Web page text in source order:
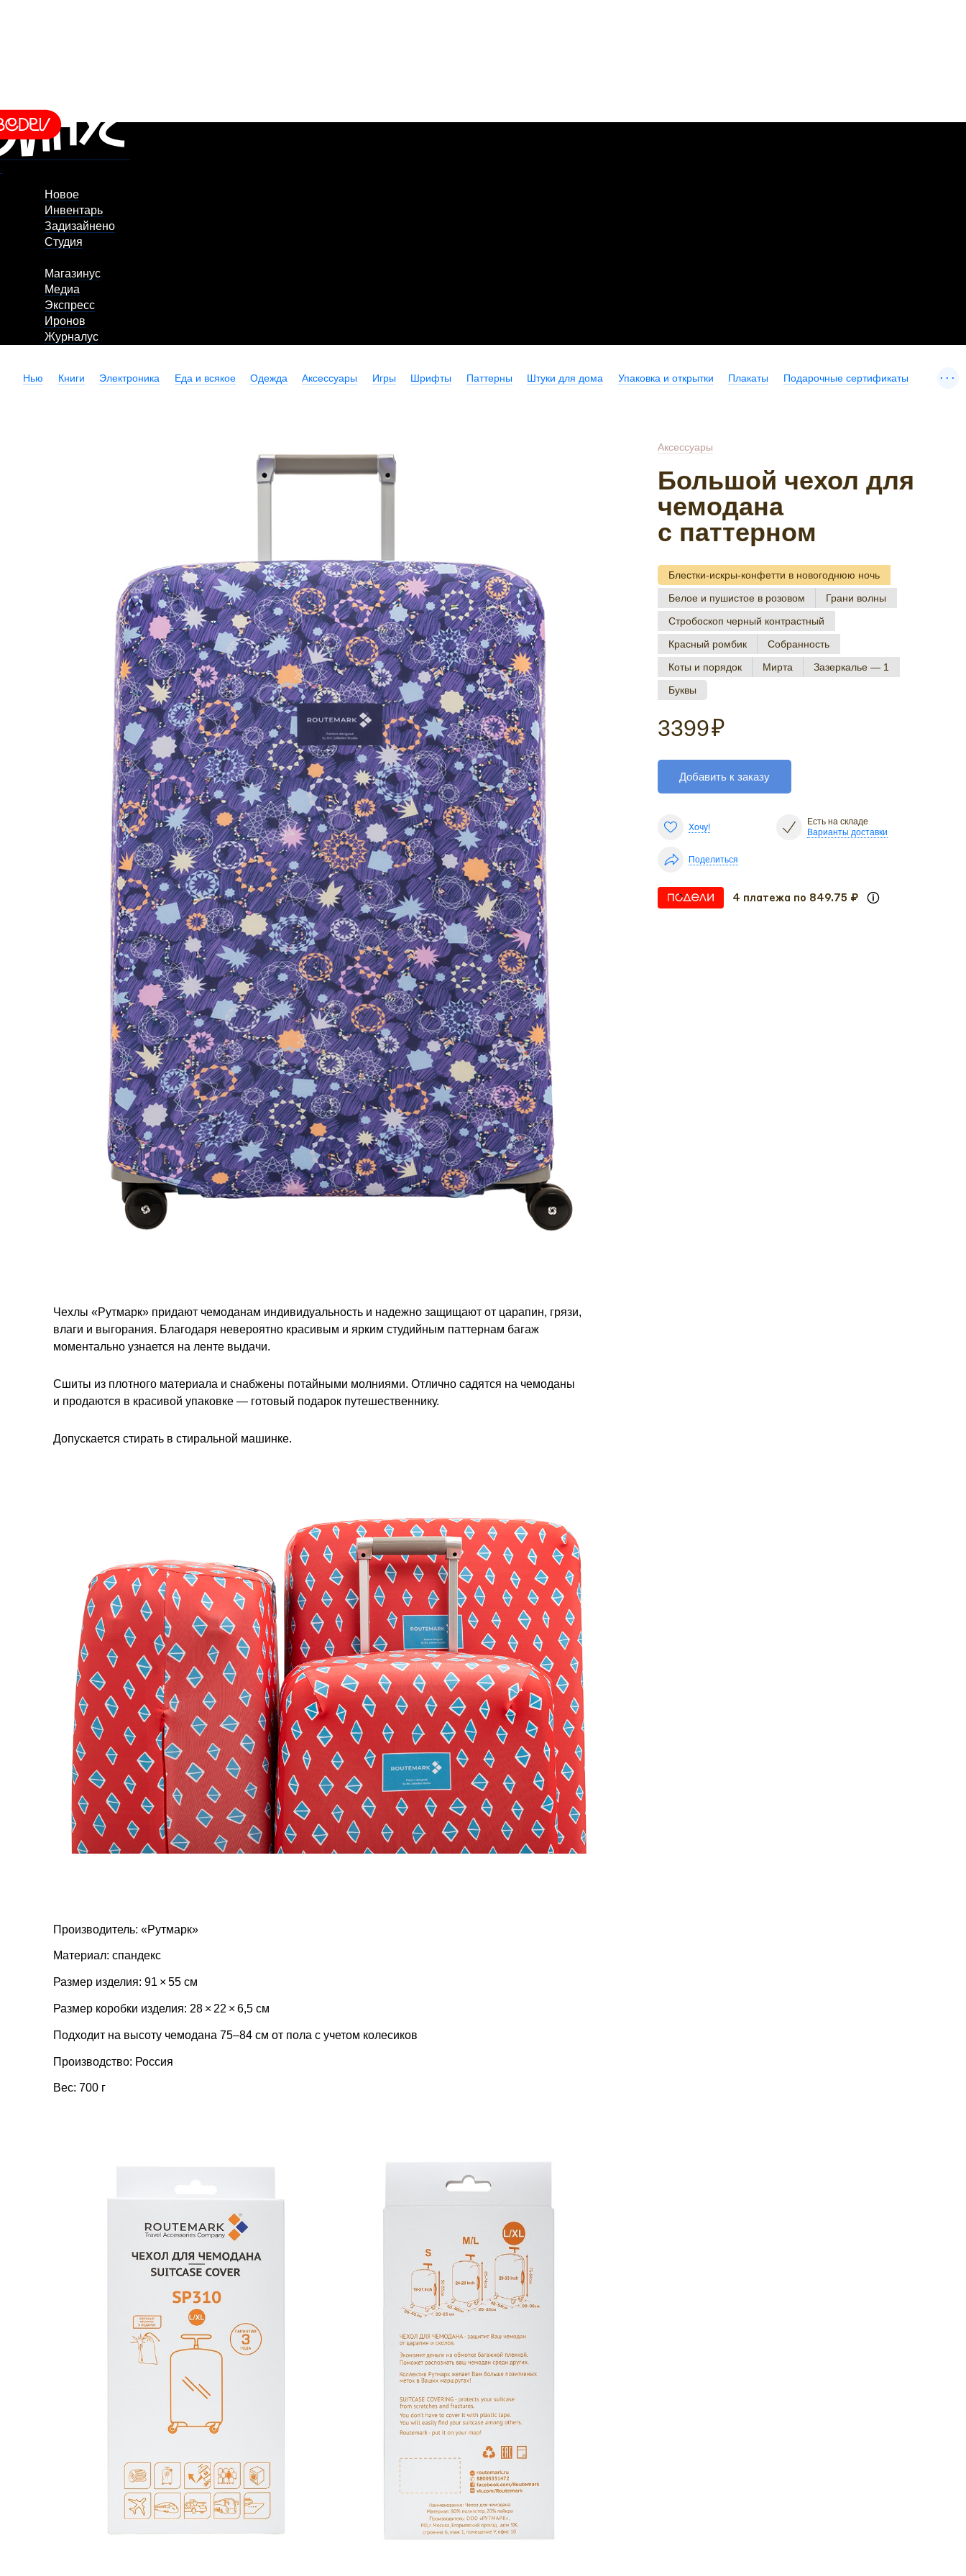
Новое
Инвентарь
Задизайнено
Студия
Магазинус
Медиа
Экспресс
Иронов
Журналус
Нью Книги Электроника Еда и всякое Одежда Аксессуары Игры Шрифты Паттерны Штуки для дома Упаковка и открытки Плакаты Подарочные сертификаты ...
Аксессуары
Большой чехол для
чемодана
с паттерном
Блестки-искры-конфетти в новогоднюю ночь
Белое и пушистое в розовом
Грани волны
Стробоскоп черный контрастный
Красный ромбик
Собранность
Коты и порядок
Мирта
Зазеркалье — 1
Буквы
3399₽
Добавить к заказу
Хочу!
Есть на складе
Варианты доставки
Поделиться
4 платежа по 849.75 ₽
Чехлы «Рутмарк» придают чемоданам индивидуальность и надежно защищают от царапин, грязи,
влаги и выгорания. Благодаря невероятно красивым и ярким студийным паттернам багаж
моментально узнается на ленте выдачи.
Сшиты из плотного материала и снабжены потайными молниями. Отлично садятся на чемоданы
и продаются в красивой упаковке — готовый подарок путешественнику.
Допускается стирать в стиральной машинке.
Производитель: «Рутмарк»
Материал: спандекс
Размер изделия: 91 × 55 см
Размер коробки изделия: 28 × 22 × 6,5 см
Подходит на высоту чемодана 75–84 см от пола с учетом колесиков
Производство: Россия
Вес: 700 г